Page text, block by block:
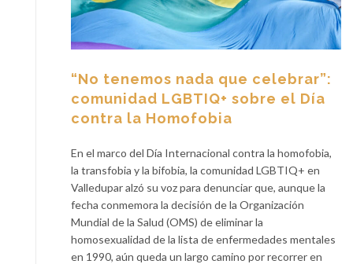
“No tenemos nada que celebrar”:
comunidad LGBTIQ+ sobre el Día
contra la Homofobia
En el marco del Día Internacional contra la homofobia,
la transfobia y la bifobia, la comunidad LGBTIQ+ en
Valledupar alzó su voz para denunciar que, aunque la
fecha conmemora la decisión de la Organización
Mundial de la Salud (OMS) de eliminar la
homosexualidad de la lista de enfermedades mentales
en 1990, aún queda un largo camino por recorrer en